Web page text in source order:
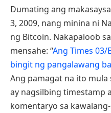
Dumating ang
3, 2009, nang minina ni
ng Bitcoin. Nakapaloob
mensahe: “Ang Times 03/
bingit ng pangalawang
Ang pamagat na ito mula
ay nagsilbing timestamp
komentaryo sa